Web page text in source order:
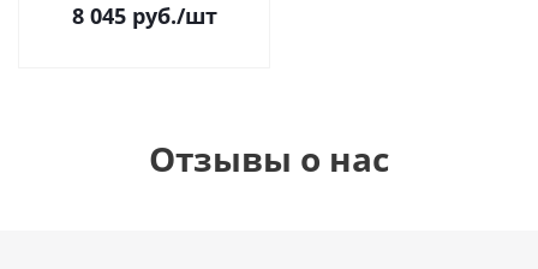
8 045руб./шт
Отзывы о нас